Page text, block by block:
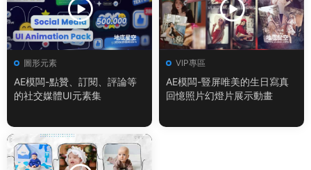
圖形元素
AE模闆-點贊、訂閱、評論等
的社交媒體UI元素集
VIP專區
AE模闆-豎屏唯美的生日寫真
回憶照片幻燈片展示動畫